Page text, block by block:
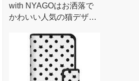
with NYAGOはお洒落で
かわいい人気の猫デザイ
いスリム手帳型ケース。